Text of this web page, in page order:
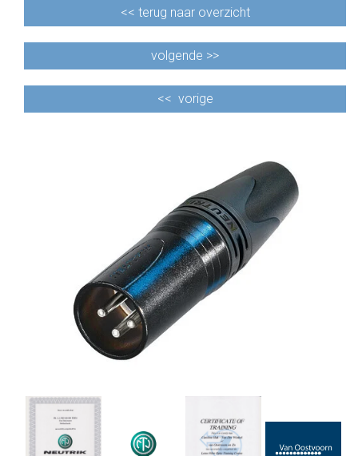
<< terug naar overzicht
volgende >>
<< vorige